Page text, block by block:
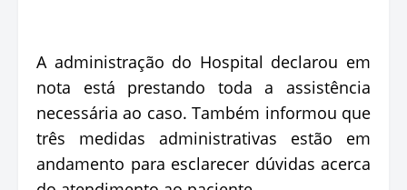
A administração do Hospital declarou em
nota está prestando toda a assistência
necessária ao caso. Também informou que
três medidas administrativas estão em
andamento para esclarecer dúvidas acerca